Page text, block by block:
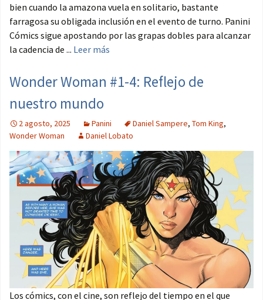
bien cuando la amazona vuela en solitario, bastante
farragosa su obligada inclusión en el evento de turno. Panini
Cómics sigue apostando por las grapas dobles para alcanzar
la cadencia de ... Leer más
Wonder Woman #1-4: Reflejo de
nuestro mundo
2 agosto, 2025 Panini Daniel Sampere, Tom King,
Wonder Woman
Daniel Lobato
Los cómics, con el cine, son reflejo del tiempo en el que